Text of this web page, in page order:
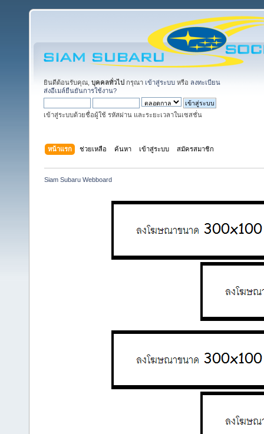
ยินดีต้อนรับคุณ, บุคคลทั่วไป กรุณา เข้าสู่ระบบ หรือ ลงทะเบียน
ส่งอีเมล์ยืนยันการใช้งาน?
เข้าสู่ระบบด้วยชื่อผู้ใช้ รหัสผ่าน และระยะเวลาในเซสชั่น
หน้าแรก ช่วยเหลือ ค้นหา เข้าสู่ระบบ สมัครสมาชิก
Siam Subaru Webboard